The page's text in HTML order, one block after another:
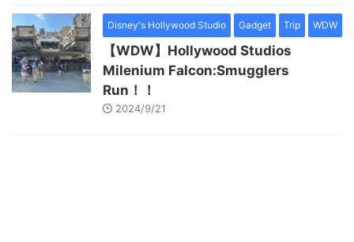
Disney's Hollywood Studio Gadget Trip WDW
【WDW】Hollywood Studios
Milenium Falcon:Smugglers
Run！！
2024/9/21